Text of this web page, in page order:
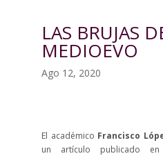
LAS BRUJAS
MEDIOEVO
Ago 12, 2020
El académico Francisco
un artículo publicado